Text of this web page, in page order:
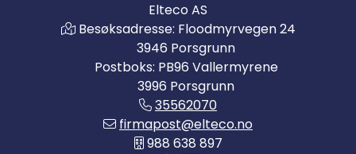
Elteco AS
Besøksadresse: Floodmyrvegen 24
3946 Porsgrunn
Postboks: PB96 Vallermyrene
3996 Porsgrunn
35562070
firmapost@elteco.no
988 638 897